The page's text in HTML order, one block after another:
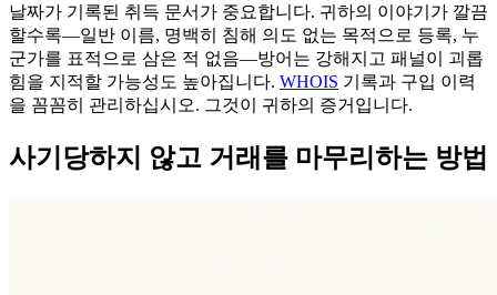
날짜가 기록된 취득 문서가 중요합니다. 귀하의 이야기가 깔끔
할수록—일반 이름, 명백히 침해 의도 없는 목적으로 등록, 누
군가를 표적으로 삼은 적 없음—방어는 강해지고 패널이 괴롭
힘을 지적할 가능성도 높아집니다. WHOIS 기록과 구입 이력
을 꼼꼼히 관리하십시오. 그것이 귀하의 증거입니다.
사기당하지 않고 거래를 마무리하는 방법